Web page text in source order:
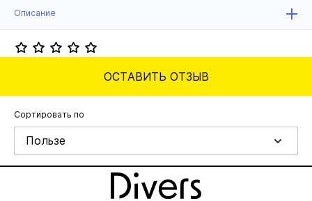
Описание
ОСТАВИТЬ ОТЗЫВ
Сортировать по
Пользе